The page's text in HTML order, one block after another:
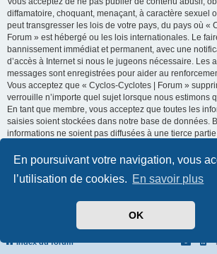
En poursuivant votre navigation, vous
l’utilisation de cookies. En savoir plus
OK
diffamatoire, choquant, menaçant, à caractère sexuel
peut transgresser les lois de votre pays, du pays où «
Forum » est hébergé ou les lois internationales. Le
bannissement immédiat et permanent, avec une
d’accès à Internet si nous le jugeons nécessaire. Les
messages sont enregistrées pour aider au
Vous acceptez que « Cyclos-Cyclotes | Forum »
verrouille n’importe quel sujet lorsque nous estimons
En tant que membre, vous acceptez que toutes les
saisies soient stockées dans notre base de données.
informations ne soient pas diffusées à une tierce
consentement, ni « Cyclos-Cyclotes | Forum », ni
comme responsables en cas de tentative de piratage
Index du forum
Développé parphpBB® Forum Software ©
Traduit par
Confidentialité|Conditions